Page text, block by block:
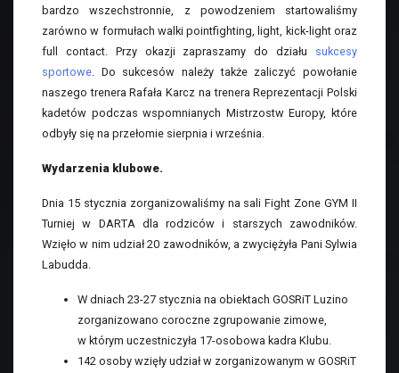
bardzo wszechstronnie, z powodzeniem startowaliśmy
zarówno w formułach walki pointfighting, light, kick-light oraz
full contact. Przy okazji zapraszamy do działu sukcesy
sportowe . Do sukcesów należy także zaliczyć powołanie
naszego trenera Rafała Karcz na trenera Reprezentacji Polski
kadetów podczas wspomnianych Mistrzostw Europy, które
odbyły się na przełomie sierpnia i września.
Wydarzenia klubowe.
Dnia 15 stycznia zorganizowaliśmy na sali Fight Zone GYM II
Turniej w DARTA dla rodziców i starszych zawodników.
Wzięło w nim udział 20 zawodników, a zwyciężyła Pani Sylwia
Labudda.
W dniach 23-27 stycznia na obiektach GOSRiT Luzino
zorganizowano coroczne zgrupowanie zimowe,
w którym uczestniczyła 17-osobowa kadra Klubu.
142 osoby wzięły udział w zorganizowanym w GOSRiT